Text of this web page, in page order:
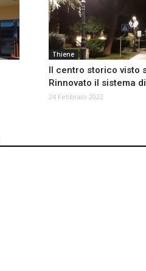
Thiene
Il centro storico visto
Rinnovato il sistema
24 Febbraio 2022